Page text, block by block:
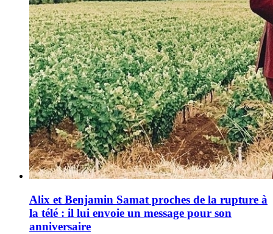
Alix et Benjamin Samat proches de la rupture à
la télé : il lui envoie un message pour son
anniversaire